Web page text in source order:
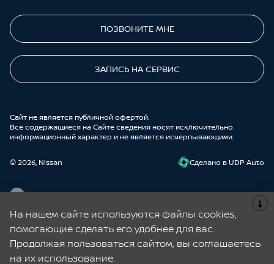
ПОЗВОНИТЕ МНЕ
ЗАПИСЬ НА СЕРВИС
Cайт не является публичной офертой.
Все содержащиеся на Сайте сведения носят исключительно
информационный характер и не является исчерпывающими.
© 2026, Nissan Cделано в UDP Auto
Nissan | Aurore Auto – официальный дилер Ниссан в Санкт-
Петербурге. Купить новые Кашкай, Х-Трейл, Мурано, Террано,
Патфайндер в автосалоне Nissan. В наличии новые авто и Ниссан с
пробегом по выгодным ценам. Тест-драйв перед покупкой, Nissan в
На нашем сайте используются файлы cookies,
помогающие сделать его удобнее для вас.
Продолжая пользоваться сайтом, вы соглашаетесь
на их использование.